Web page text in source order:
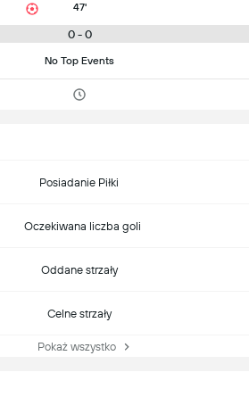
47'
0 - 0
No Top Events
Posiadanie Piłki
Oczekiwana liczba goli
Oddane strzały
Celne strzały
Pokaż wszystko